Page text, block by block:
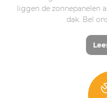
liggen de zonnepanelen
dak. Bel